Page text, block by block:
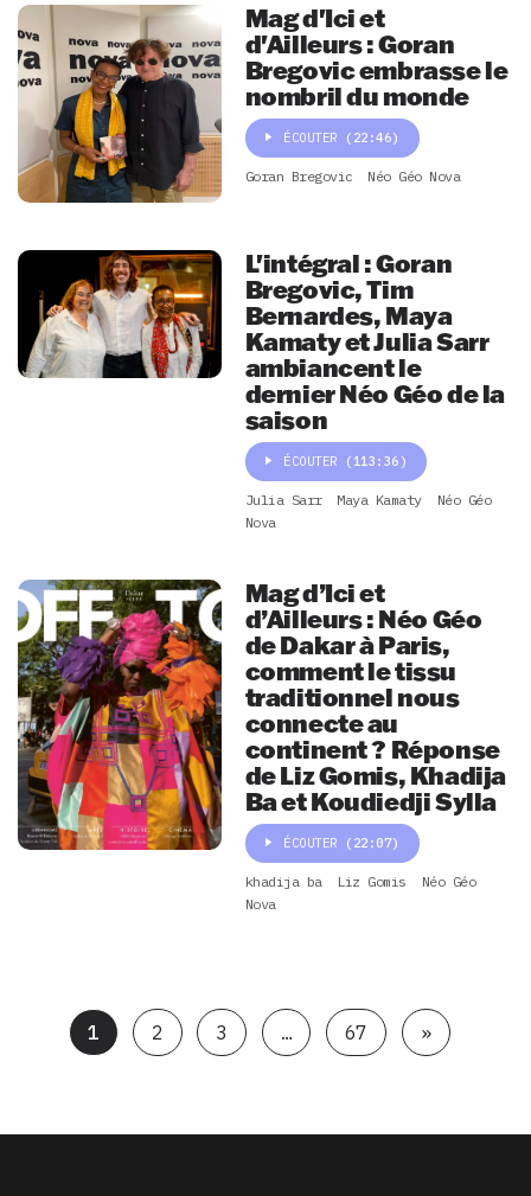
Mag d'Ici et
d'Ailleurs : Goran
Bregovic embrasse le
nombril du monde
ÉCOUTER (22:46)
Goran Bregovic Néo Géo Nova
L'intégral : Goran
Bregovic, Tim
Bernardes, Maya
Kamaty et Julia Sarr
ambiancent le
dernier Néo Géo de la
saison
ÉCOUTER (113:36)
Julia Sarr Maya Kamaty
Néo Géo
Nova
Mag d’Ici et
d’Ailleurs : Néo Géo
de Dakar à Paris,
comment le tissu
traditionnel nous
connecte au
continent ? Réponse
de Liz Gomis, Khadija
Ba et Koudiedji Sylla
ÉCOUTER (22:07)
khadija ba Liz Gomis
Néo Géo
Nova
1 2 3 … 67 »